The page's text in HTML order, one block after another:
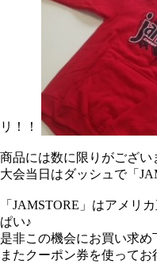
リ！！
商品には数に限りがござい
大会当日はダッシュで「
「JAMSTORE」はアメリ
ぱい♪
是非この機会にお買い求め
またクーポン券を使って